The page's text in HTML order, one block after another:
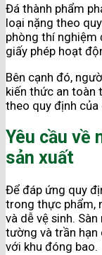
Đá thành phẩm
loại nặng theo
phòng thí nghiệm
giấy phép hoạt
Bên cạnh đó,
kiến thức an toàn
theo quy định của
Yêu cầu về
sản xuất
Để đáp ứng quy
trong thực phẩm,
và dễ vệ sinh.
tường và trần hạn
với khu đóng bao.